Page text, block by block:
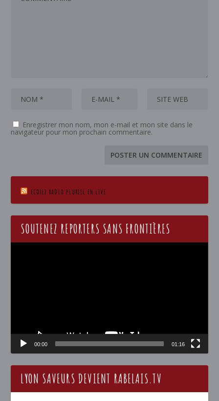
Enregistrer mon nom, mon e-mail et mon site dans le
navigateur pour mon prochain commentaire.
ECOTEZ RADIO PLURIEL EN LIVE
SOUTENEZ REPORTERS SANS FRONTIÈRES
00:00 01:16
LYON SAVEURS DEVIENT RABELAIS.TV